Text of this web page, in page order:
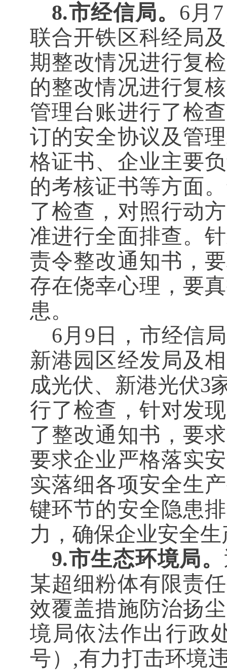
8.市经信局。 6月
联合开铁区科经局
期整改情况进行复
的整改情况进行复
管理台账进行了检
订的安全协议及管
格证书、企业主要
的考核证书等方面
了检查，对照行动
准进行全面排查。
责令整改通知书，
存在侥幸心理，要
患。
6月9日，市经信
新港园区经发局及
成光伏、新港光伏3
行了检查，针对发
了整改通知书，要
要求企业严格落实
实落细各项安全生
键环节的安全隐患
力，确保企业安全
9.市生态环境局。
某超细粉体有限责
效覆盖措施防治扬
境局依法作出行政
号）,有力打击环境